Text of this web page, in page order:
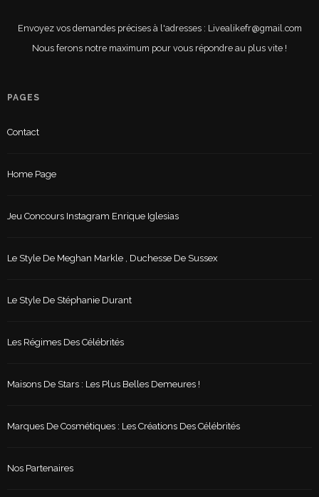
Envoyez vos demandes précises à l'adresses : Livealikefr@gmail.com
Nous ferons notre maximum pour vous répondre au plus vite !
PAGES
Contact
Home Page
Jeu Concours Instagram Enrique Iglesias
Le Style De Meghan Markle , Duchesse De Sussex
Le Style De Stéphanie Durant
Les Régimes Des Célébrités
Maisons De Stars : Les Plus Belles Demeures !
Marques De Cosmétiques : Les Créations Des Célébrités
Nos Partenaires